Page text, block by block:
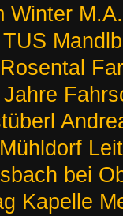
Winter
TUS
Rosental
Jahre
Mühldorf
bei
Kapelle